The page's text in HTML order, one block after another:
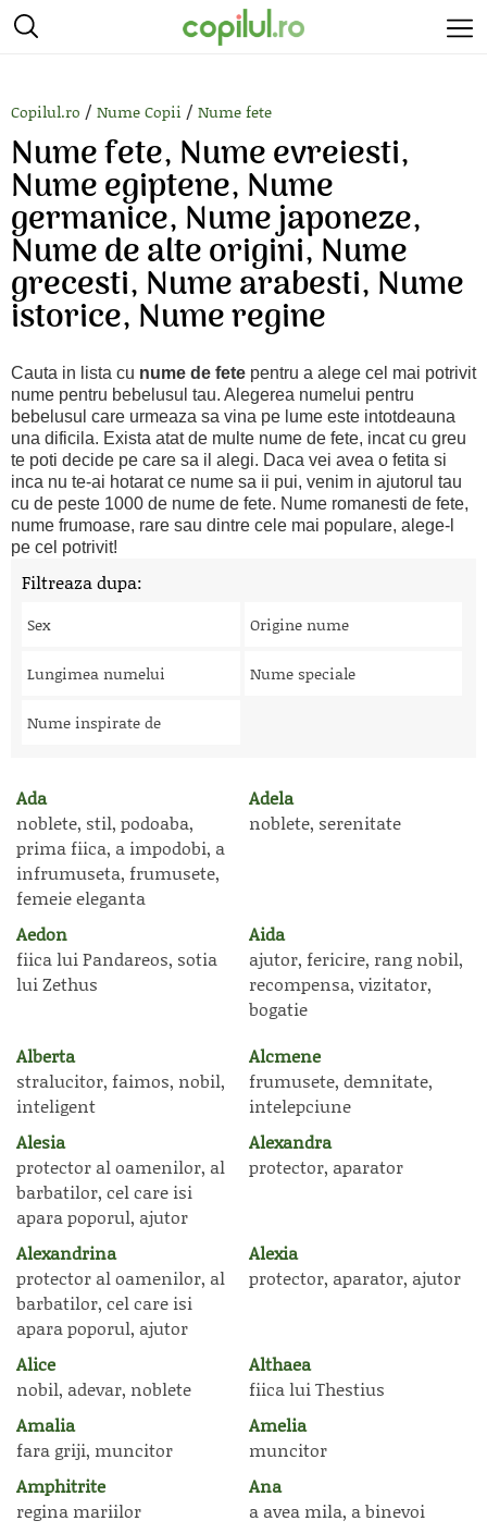
Copilul.ro / Nume Copii / Nume fete
Nume fete, Nume evreiesti,
Nume egiptene, Nume
germanice, Nume japoneze,
Nume de alte origini, Nume
grecesti, Nume arabesti, Nume
istorice, Nume regine
Cauta in lista cu nume de fete pentru a alege cel mai potrivit
nume pentru bebelusul tau. Alegerea numelui pentru
bebelusul care urmeaza sa vina pe lume este intotdeauna
una dificila. Exista atat de multe nume de fete, incat cu greu
te poti decide pe care sa il alegi. Daca vei avea o fetita si
inca nu te-ai hotarat ce nume sa ii pui, venim in ajutorul tau
cu de peste 1000 de nume de fete. Nume romanesti de fete,
nume frumoase, rare sau dintre cele mai populare, alege-l
pe cel potrivit!
Filtreaza dupa:
Sex Origine nume
Lungimea numelui Nume speciale
Nume inspirate de
Ada
noblete, stil, podoaba,
prima fiica, a impodobi, a
infrumuseta, frumusete,
femeie eleganta
Adela
noblete, serenitate
Aedon
fiica lui Pandareos, sotia
lui Zethus
Aida
ajutor, fericire, rang nobil,
recompensa, vizitator,
bogatie
Alberta
stralucitor, faimos, nobil,
inteligent
Alcmene
frumusete, demnitate,
intelepciune
Alesia
protector al oamenilor, al
barbatilor, cel care isi
apara poporul, ajutor
Alexandra
protector, aparator
Alexandrina
protector al oamenilor, al
barbatilor, cel care isi
apara poporul, ajutor
Alexia
protector, aparator, ajutor
Alice
nobil, adevar, noblete
Althaea
fiica lui Thestius
Amalia
fara griji, muncitor
Amelia
muncitor
Amphitrite
regina mariilor
Ana
a avea mila, a binevoi